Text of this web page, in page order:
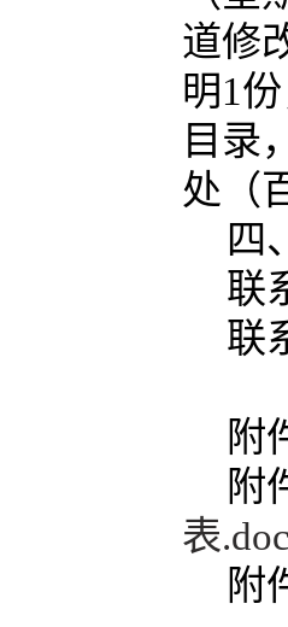
道修
明1
目录
处（
四
联
联
附
附
表
附